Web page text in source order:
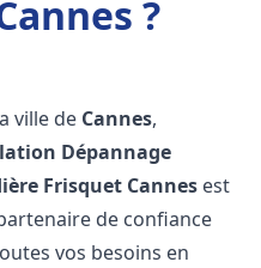
?
ville de Cannes,
Dépannage
Frisquet Cannes est
de confiance
vos besoins en